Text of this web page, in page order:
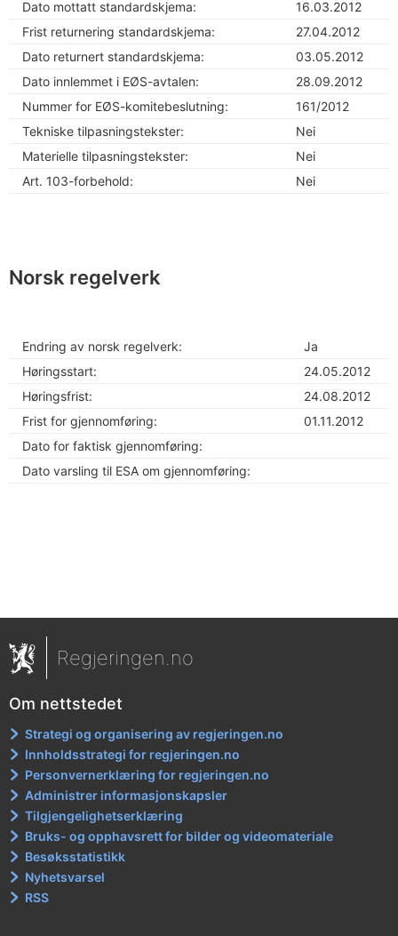
Dato mottatt standardskjema:
16.03.2012
Frist returnering standardskjema:
27.04.2012
Dato returnert standardskjema:
03.05.2012
Dato innlemmet i EØS-avtalen:
28.09.2012
Nummer for EØS-komitebeslutning:
161/2012
Tekniske tilpasningstekster:
Nei
Materielle tilpasningstekster:
Nei
Art. 103-forbehold:
Nei
Norsk regelverk
Endring av norsk regelverk:
Ja
Høringsstart:
24.05.2012
Høringsfrist:
24.08.2012
Frist for gjennomføring:
01.11.2012
Dato for faktisk gjennomføring:
Dato varsling til ESA om gjennomføring:
Regjeringen.no
Om nettstedet
Strategi og organisering av regjeringen.no
Innholdsstrategi for regjeringen.no
Personvernerklæring for regjeringen.no
Administrer informasjonskapsler
Tilgjengelighetserklæring
Bruks- og opphavsrett for bilder og videomateriale
Besøksstatistikk
Nyhetsvarsel
RSS